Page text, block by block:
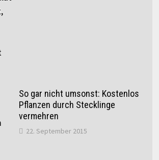
So gar nicht umsonst: Kostenlos
Pflanzen durch Stecklinge
vermehren
22. September 2015